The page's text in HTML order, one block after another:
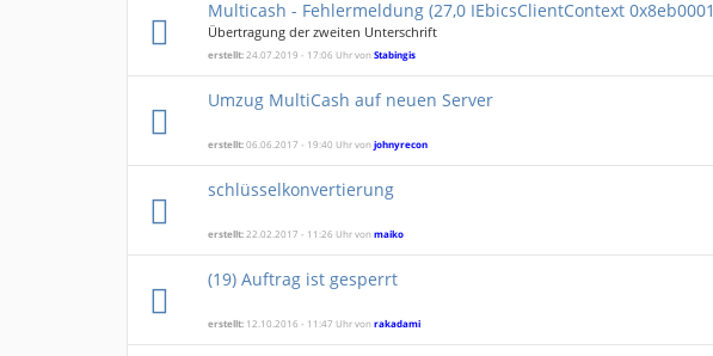
Multicash - Fehlermeldung (27,0 IEbicsClientContext 0x8eb0001
Übertragung der zweiten Unterschrift
erstellt: 24.07.2019 - 17:06 Uhr vonStabingis
Umzug MultiCash auf neuen Server
erstellt:06.06.2017 - 19:40 Uhr vonjohnyrecon
schlüsselkonvertierung
erstellt: 22.02.2017 - 11:26 Uhr vonmaiko
(19) Auftrag ist gesperrt
erstellt: 12.10.2016 - 11:47 Uhr vonrakadami